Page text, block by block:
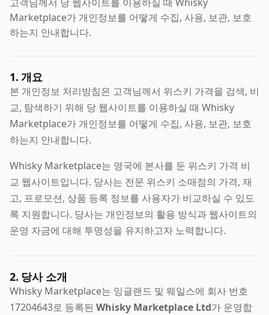
Marketplace가 개인정보를 어떻게 수집, 사용, 보관, 보호
하는지 안내합니다.
1. 개요
본 개인정보 처리방침은 고객님께서 위스키 가격을 검색, 비
교, 탐색하기 위해 당 웹사이트를 이용하실 때 Whisky
Marketplace가 개인정보를 어떻게 수집, 사용, 보관, 보호
하는지 안내합니다.
Whisky Marketplace는 영국에 본사를 둔 위스키 가격 비
교 웹사이트입니다. 당사는 전문 위스키 소매점의 가격, 재
고, 프로모션, 상품 등록 정보를 사용자가 비교하실 수 있도
록 지원합니다. 당사는 개인정보의 활용 방식과 웹사이트의
운영 자금에 대해 투명성을 유지하고자 노력합니다.
2. 당사 소개
Whisky Marketplace는 잉글랜드 및 웨일스에 회사 번호
17204643로 등록된 Whisky Marketplace Ltd가 운영합